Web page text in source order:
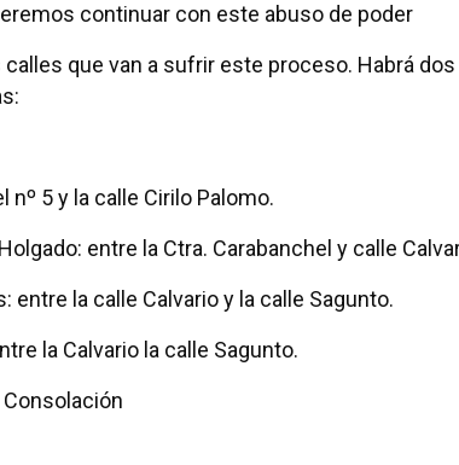
continuar con este abuso de poder
que van a sufrir este proceso. Habrá
nº 5 y la calle Cirilo Palomo.
entre la Ctra. Carabanchel y calle
entre la calle Calvario y la calle Sagunto.
la Calvario la calle Sagunto.
Consolación